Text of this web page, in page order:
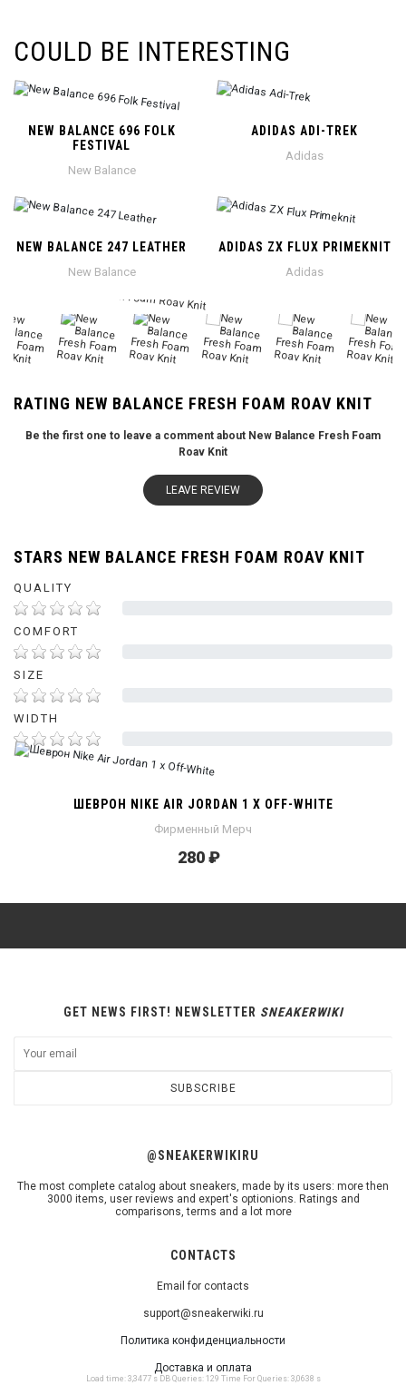
COULD BE INTERESTING
NEW BALANCE 696 FOLK
FESTIVAL
New Balance
ADIDAS ADI-TREK
Adidas
NEW BALANCE 247 LEATHER
New Balance
ADIDAS ZX FLUX PRIMEKNIT
Adidas
RATING NEW BALANCE FRESH FOAM ROAV KNIT
Be the first one to leave a comment about New Balance Fresh Foam
Roav Knit
LEAVE REVIEW
STARS NEW BALANCE FRESH FOAM ROAV KNIT
QUALITY
COMFORT
SIZE
WIDTH
ШЕВРОН NIKE AIR JORDAN 1 X OFF-WHITE
Фирменный Мерч
280 ₽
CONTACTS
Email for contacts
support@sneakerwiki.ru
Политика конфиденциальности
Доставка и оплата
Load time: 3,3477 s DB Queries: 129 Time For Queries: 3,0638 s
@SNEAKERWIKIRU
The most complete catalog about sneakers, made by its users: more then
3000 items, user reviews and expert's optionions. Ratings and
comparisons, terms and a lot more
GET NEWS FIRST! NEWSLETTER SNEAKERWIKI
SUBSCRIBE